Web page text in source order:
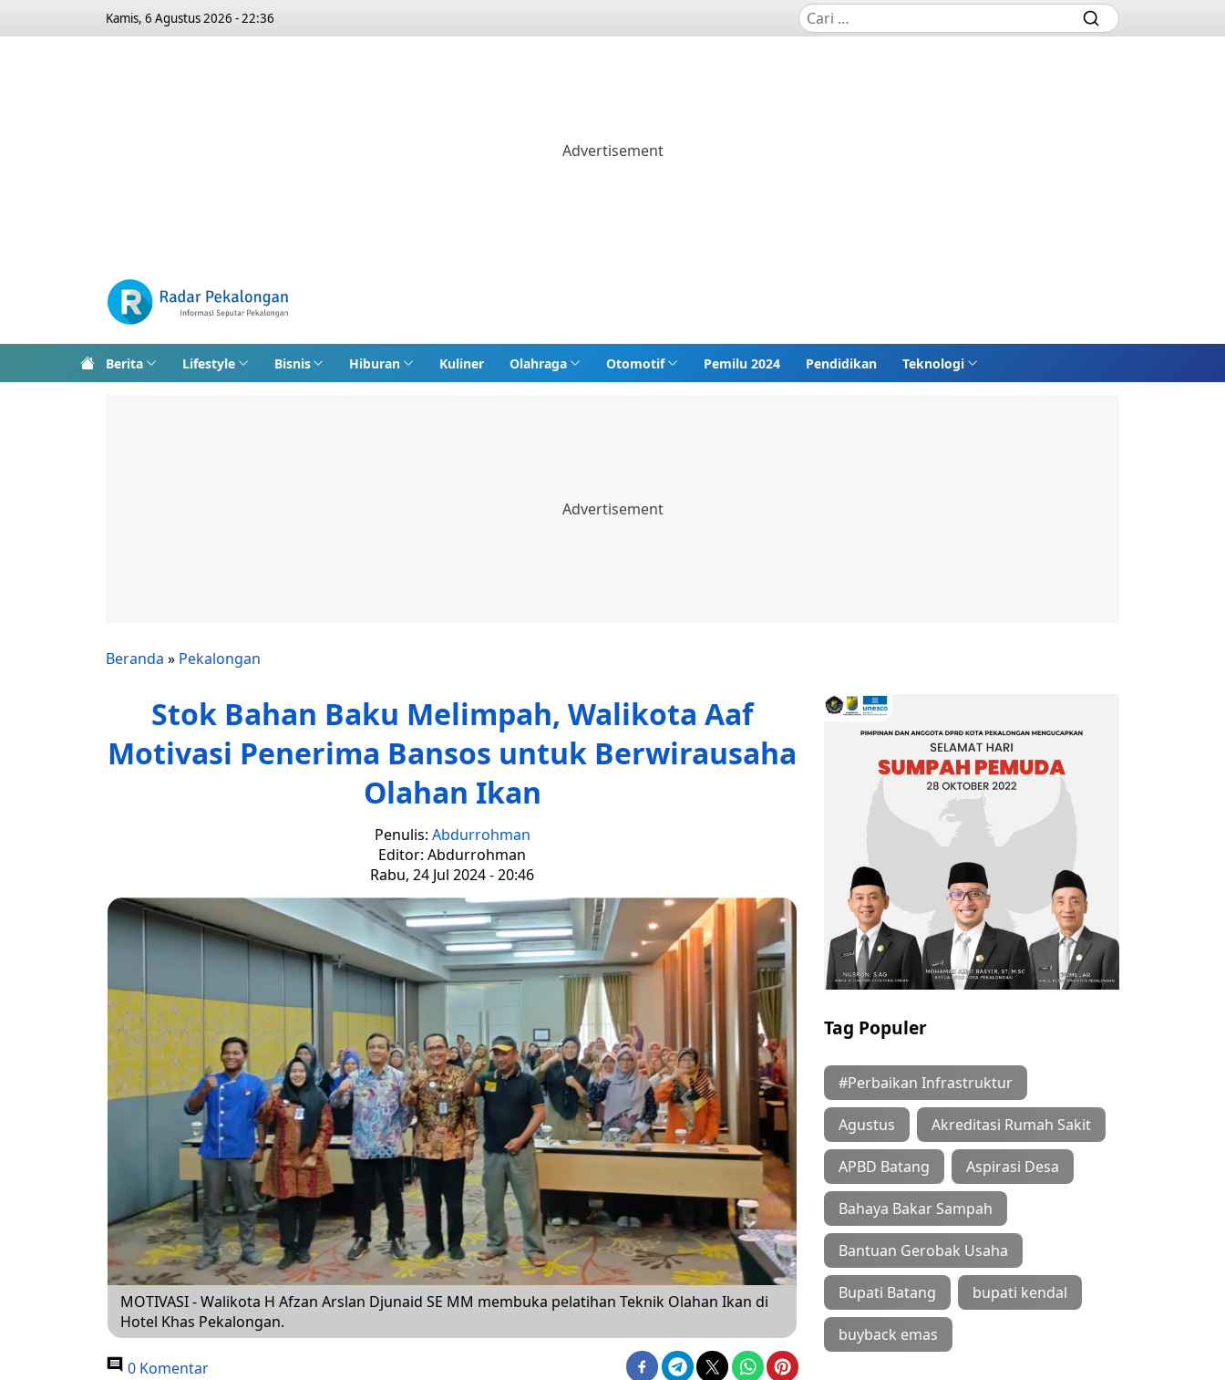
Kamis, 6 Agustus 2026 - 22:36
Berita Lifestyle Bisnis Hiburan Kuliner Olahraga Otomotif Pemilu 2024 Pendidikan Teknologi
Beranda » Pekalongan
Stok Bahan Baku Melimpah, Walikota Aaf
Motivasi Penerima Bansos untuk Berwirausaha
Olahan Ikan
Penulis: Abdurrohman
Editor: Abdurrohman
Rabu, 24 Jul 2024 - 20:46
MOTIVASI - Walikota H Afzan Arslan Djunaid SE MM membuka pelatihan Teknik Olahan Ikan di
Hotel Khas Pekalongan.
0 Komentar
Tag Populer
#Perbaikan Infrastruktur
Agustus Akreditasi Rumah Sakit
APBD Batang Aspirasi Desa
Bahaya Bakar Sampah
Bantuan Gerobak Usaha
Bupati Batang bupati kendal
buyback emas